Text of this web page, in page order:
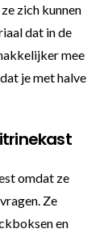
zich kunnen
dat in de
mee
je met halve
omdat ze
Ze
en